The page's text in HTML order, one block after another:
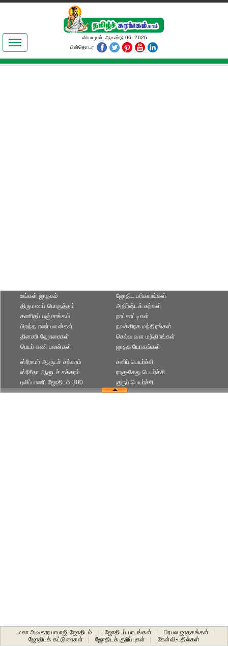
இலக்கியங்கள்
தமிழ் உலகம்
வியாழன், ஆகஸ்டு 06, 2026
பின்தொடர
உங்கள் ஜாதகம்
திருமணப் பொருத்தம்
கணிதப் பஞ்சாங்கம்
ஜோதிட ப‌ரிகார‌ங்க‌ள்
அதிர்ஷ்டக் கற்கள்
நாட்காட்டிகள்
பிறந்த எண் பலன்கள்
தினசரி ஹோரைகள்
பெயர் எண் பலன்கள்
நவக்கிரக மந்திரங்கள்
செல்வ வள மந்திரங்கள்
ஜாதக யோகங்கள்
ஸ்ரீராமர் ஆரூடச் சக்கரம்
ஸ்ரீசீதா ஆரூடச் சக்கரம்
புலிப்பாணி ஜோதிடம் 300
சனிப் பெயர்ச்சி
ராகு-கேது பெயர்ச்சி
குருப் பெயர்ச்சி
மகா அவதார பாபாஜி ஜோதிடம் ஜோதிடப் பாடங்கள் பிரபல ஜாதகங்கள்
ஜோதிடக் கட்டுரைகள்
ஜோதிடக் குறிப்புகள் கேள்வி-பதில்கள்